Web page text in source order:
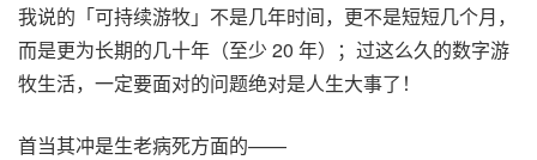
我说的「可持续游牧」不是几年时间，更不是短短几个月，
而是更为长期的几十年（至少 20 年）；过这么久的数字游
牧生活，一定要面对的问题绝对是人生大事了！
首当其冲是生老病死方面的——